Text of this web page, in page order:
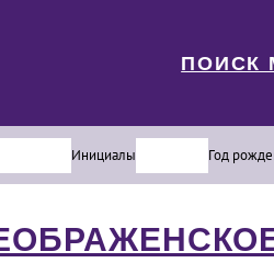
ПОИСК
Инициалы Год